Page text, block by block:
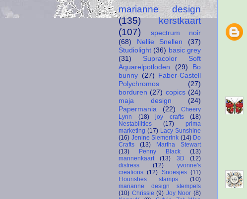
marianne design
(135)
kerstkaart
(107)
spectrum noir
(68)
Nellie Snellen
(37)
Studiolight (36) basic grey
(31)
Supracolor Soft
Aquarelpotloden
(29)
Bo
bunny (27) Faber-Castell
Polychromos
(27)
borduren (27) copics (24)
maja design
(24)
Papermania
(22)
Cheery
Lynn
(18) joy crafts
(18)
Nestabilities
(17)
prima
marketing (17) Lacy Sunshine
(16) Jenine Siemerink (14) Do
Crafts
(13)
Martha Stewart
(13)
Penny Black
(13)
mannenkaart
(13) 3D
(12)
distress
(12)
yvonne's
creations (12) Snoesjes (11)
Flourishes stamps
(10)
marianne design stempels
(10) Chrissie (9) Joy Noor (8)